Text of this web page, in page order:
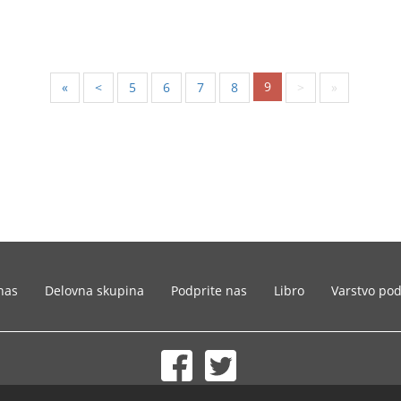
« < 5 6 7 8 9 > »
Delovna skupina Podprite nas Libro Varstvo